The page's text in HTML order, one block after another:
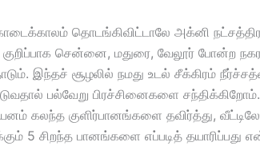
தொடங்கிவிட்டாலே அக்னி நட்சத்திர
குறிப்பாக சென்னை, மதுரை, வேலூர் போன்ற
இந்தச் சூழலில் நமது உடல் சீக்கிரம்
பல்வேறு பிரச்சினைகளை
கலந்த குளிர்பானங்களை தவிர்த்து,
5 சிறந்த பானங்களை எப்படித் தயாரிப்பது